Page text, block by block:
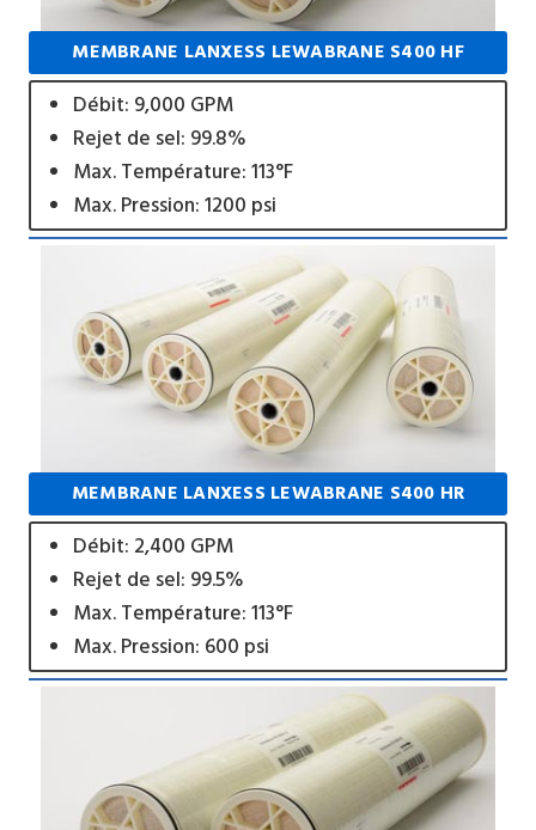
MEMBRANE LANXESS LEWABRANE S400 HF
Débit: 9,000 GPM
Rejet de sel: 99.8%
Max. Température: 113°F
Max. Pression: 1200 psi
MEMBRANE LANXESS LEWABRANE S400 HR
Débit: 2,400 GPM
Rejet de sel: 99.5%
Max. Température: 113°F
Max. Pression: 600 psi